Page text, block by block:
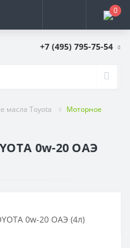
0
+7 (495) 795-75-54
масла Toyota
Моторное
0w-20 ОАЭ